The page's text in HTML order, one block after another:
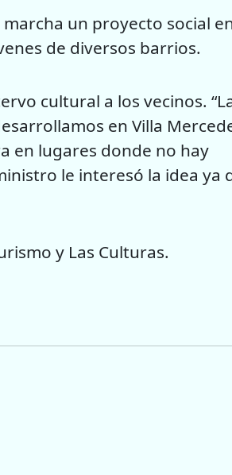
un proyecto social
de diversos barrios.
cultural a los vecinos.
en Villa
en lugares donde no hay
le interesó la idea ya
y Las Culturas.